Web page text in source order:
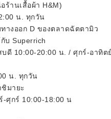
านเสื้อผ้า H&M)
น. ทุกวัน
างออก D ของตลาดฉัตตามิว
บ Superrich
ดี 10:00-20:00 น. / ศุกร์-อาทิต
น. ทุกวัน
มายะ
-ศุกร์ 10:00-18:00 น